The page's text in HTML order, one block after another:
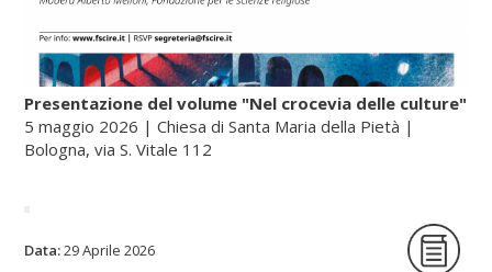
Presentazione del volume "Nel crocevia delle culture"
5 maggio 2026 | Chiesa di Santa Maria della Pietà |
Bologna, via S. Vitale 112
lieta di ospitare la presentazione del
Data:29 Aprile 2026